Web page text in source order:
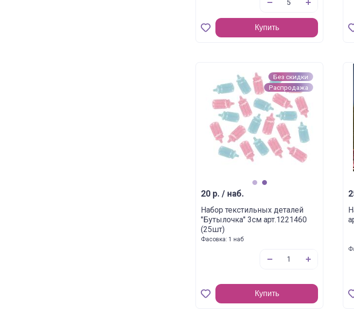
Купить
Без скидки
Распродажа
20 р. / наб.
Набор текстильных деталей
"Бутылочка" 3см арт.1221460
(25шт)
Фасовка: 1 наб
Купить